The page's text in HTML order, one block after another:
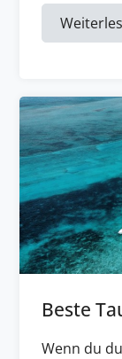
Beste
Wenn du